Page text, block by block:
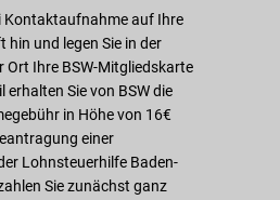
Kontaktaufnahme auf Ihre
hin und legen Sie in der
Ort Ihre BSW-Mitgliedskarte
erhalten Sie von BSW die
in Höhe von 16€
einer
Lohnsteuerhilfe Baden-
Sie zunächst ganz